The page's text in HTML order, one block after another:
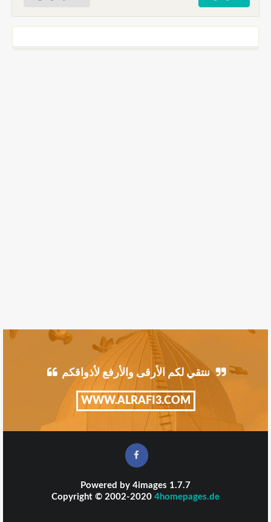
ننتقي لكم الأرقى والأرفع لأذواقكم
WWW.ALRAFI3.COM
Powered by 4images 1.7.7
Copyright © 2002-2020 4homepages.de